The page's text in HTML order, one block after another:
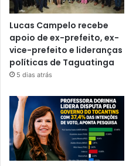
Lucas Campelo recebe
apoio de ex-prefeito, ex-
vice-prefeito e lideranças
políticas de Taguatinga
5 dias atrás